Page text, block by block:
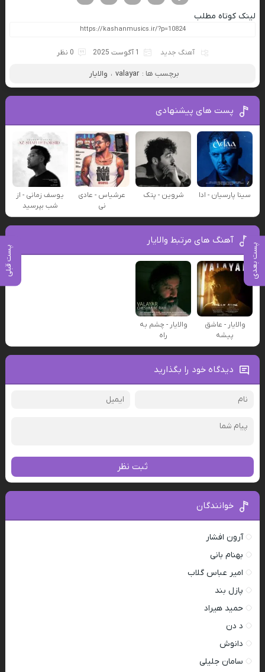
پست بعدی پست قبلی
لینک کوتاه مطلب
آهنگ جدید 1 آگوست 2025 0 نظر
برچسب ها : valayar ، والایار
پست های پیشنهادی
سینا پارسیان - ادا شروین - پتک
عرشیاس - عادی
نی
یوسف زمانی - از
شب بپرسید
آهنگ های مرتبط والایار
والایار - عاشق
پیشه
والایار - چشم به
راه
دیدگاه خود را بگذارید
ثبت نظر
خوانندگان
آرون افشار
بهنام بانی
امیر عباس گلاب
پازل بند
حمید هیراد
د دن
دانوش
سامان جلیلی